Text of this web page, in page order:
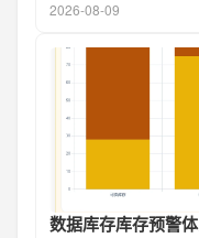
2026-08-09
数据库存库存预警